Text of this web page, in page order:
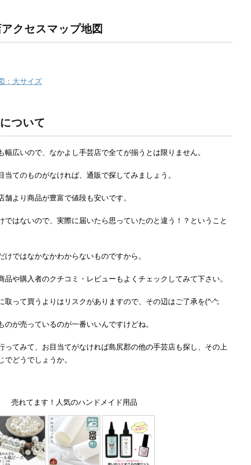
クセスマップ地図
：大サイズ
ついて
幅広いので、なかよし手芸店で全てが揃うとは限りません。
当てのものがなければ、通販で探してみましょう。
より商品が豊富で値段も安いです。
ではないので、実際に届いたら思っていたのと違う！？ということ
ではなかなかわからないものですから。
品や購入者のクチコミ・レビューもよくチェックしてみて下さい。
取って買うよりはリスクがありますので、その辺はご了承を(^-^;
のが売っているのが一番いいんですけどね。
ってみて、お目当てがなければ島尻郡の他の手芸店も探し、その上
どうでしょうか。
売れてます！人気のハンドメイド用品